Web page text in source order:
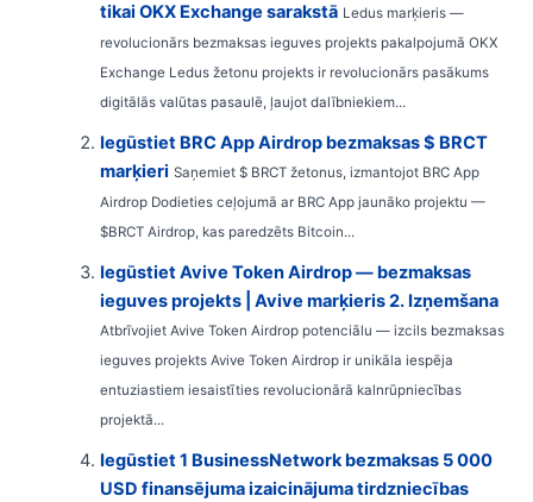
tikai OKX Exchange sarakstā Ledus marķieris —
revolucionārs bezmaksas ieguves projekts pakalpojumā OKX
Exchange Ledus žetonu projekts ir revolucionārs pasākums
digitālās valūtas pasaulē, ļaujot dalībniekiem...
Iegūstiet BRC App Airdrop bezmaksas $ BRCT
marķieri Saņemiet $ BRCT žetonus, izmantojot BRC App
Airdrop Dodieties ceļojumā ar BRC App jaunāko projektu —
$BRCT Airdrop, kas paredzēts Bitcoin...
Iegūstiet Avive Token Airdrop — bezmaksas
ieguves projekts | Avive marķieris 2. Izņemšana
Atbrīvojiet Avive Token Airdrop potenciālu — izcils bezmaksas
ieguves projekts Avive Token Airdrop ir unikāla iespēja
entuziastiem iesaistīties revolucionārā kalnrūpniecības
projektā...
Iegūstiet 1 BusinessNetwork bezmaksas 5 000
USD finansējuma izaicinājuma tirdzniecības